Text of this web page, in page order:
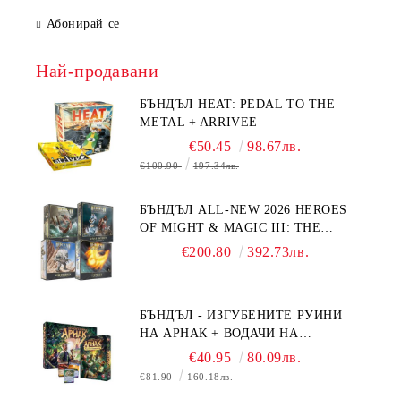
Абонирай се
Най-продавани
БЪНДЪЛ HEAT: PEDAL TO THE
METAL + ARRIVEE
€50.45 98.67лв.
€100.90 197.34лв.
БЪНДЪЛ ALL-NEW 2026 HEROES
OF MIGHT & MAGIC III: THE
BOARD GAME EXPANSIONS -
€200.80 392.73лв.
БЪНДЪЛ - ИЗГУБЕНИТЕ РУИНИ
НА АРНАК + ВОДАЧИ НА
ЕКСПЕДИЦИИ + ПРОМО КАРТИ
БЕЗПЛАТНО
€40.95 80.09лв.
€81.90 160.18лв.